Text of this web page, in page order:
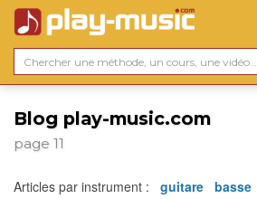
Blog play-music.com
page 11
Articles par instrument : guitare basse